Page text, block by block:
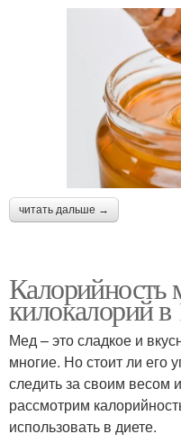
читать дальше →
Калорийность
килокалорий в
Мед – это сладкое и
многие. Но стоит ли его
следить за своим весом
рассмотрим
использовать в диете.